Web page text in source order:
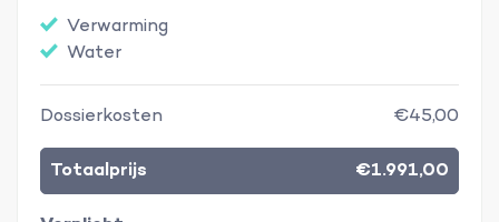
Verwarming
Water
Dossierkosten €45,00
Totaalprijs €1.991,00